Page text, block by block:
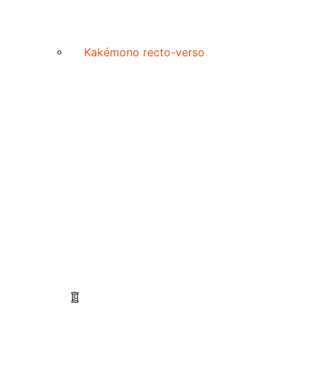
Kakémono recto-verso